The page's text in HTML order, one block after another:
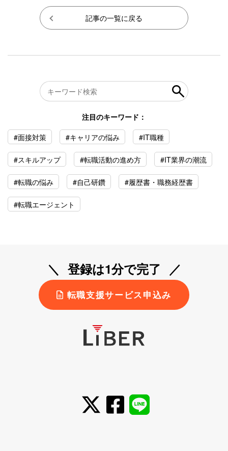
記事の一覧に戻る
注目のキーワード：
#面接対策
#キャリアの悩み #IT職種
#スキルアップ #転職活動の進め方 #IT業界の潮流
#転職の悩み #自己研鑽 #履歴書・職務経歴書
#転職エージェント
登録は1分で完了
転職支援サービス申込み